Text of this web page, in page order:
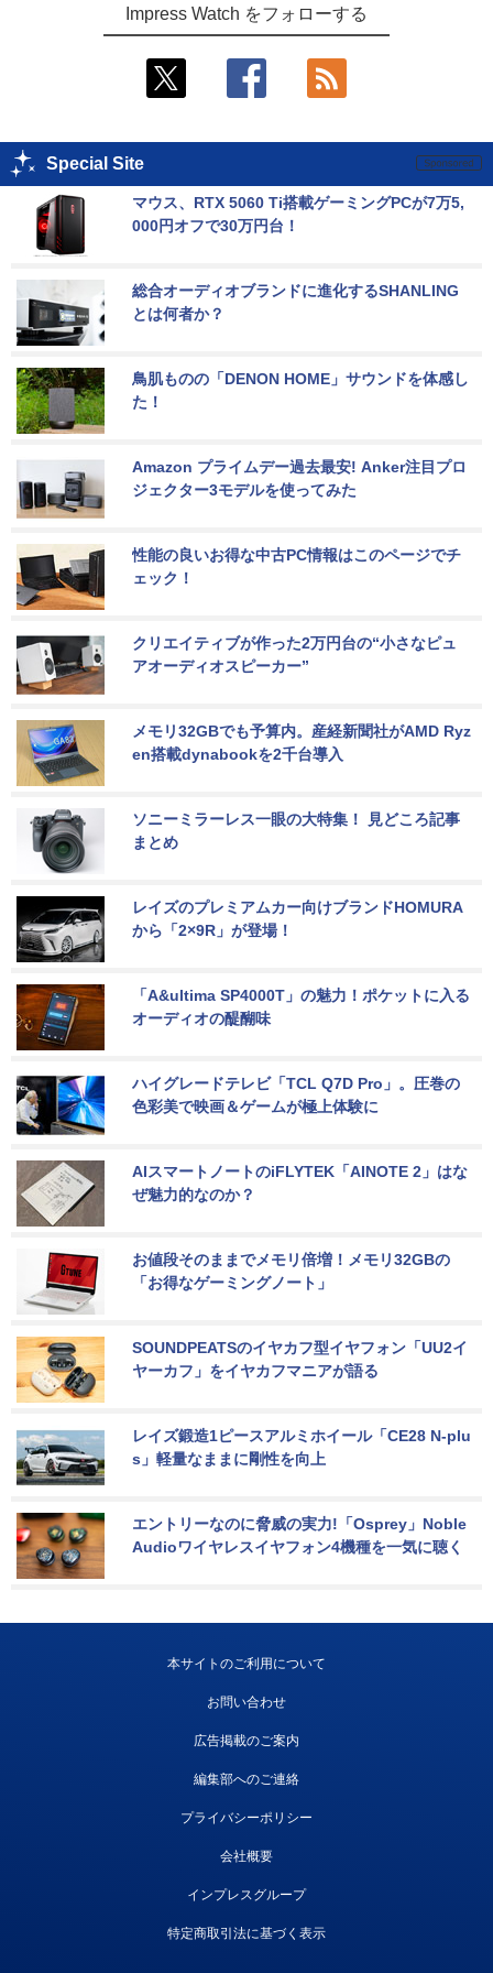
Impress Watch をフォローする
Special Site
マウス、RTX 5060 Ti搭載ゲーミングPCが7万5,
000円オフで30万円台！
総合オーディオブランドに進化するSHANLING
とは何者か？
鳥肌ものの「DENON HOME」サウンドを体感し
た！
Amazon プライムデー過去最安! Anker注目プロ
ジェクター3モデルを使ってみた
性能の良いお得な中古PC情報はこのページでチ
ェック！
クリエイティブが作った2万円台の“小さなピュ
アオーディオスピーカー”
メモリ32GBでも予算内。産経新聞社がAMD Ryz
en搭載dynabookを2千台導入
ソニーミラーレス一眼の大特集！ 見どころ記事
まとめ
レイズのプレミアムカー向けブランドHOMURA
から「2×9R」が登場！
「A&ultima SP4000T」の魅力！ポケットに入る
オーディオの醍醐味
ハイグレードテレビ「TCL Q7D Pro」。圧巻の
色彩美で映画＆ゲームが極上体験に
AIスマートノートのiFLYTEK「AINOTE 2」はな
ぜ魅力的なのか？
お値段そのままでメモリ倍増！メモリ32GBの
「お得なゲーミングノート」
SOUNDPEATSのイヤカフ型イヤフォン「UU2イ
ヤーカフ」をイヤカフマニアが語る
レイズ鍛造1ピースアルミホイール「CE28 N-plu
s」軽量なままに剛性を向上
エントリーなのに脅威の実力!「Osprey」Noble
Audioワイヤレスイヤフォン4機種を一気に聴く
本サイトのご利用について
お問い合わせ
広告掲載のご案内
編集部へのご連絡
プライバシーポリシー
会社概要
インプレスグループ
特定商取引法に基づく表示